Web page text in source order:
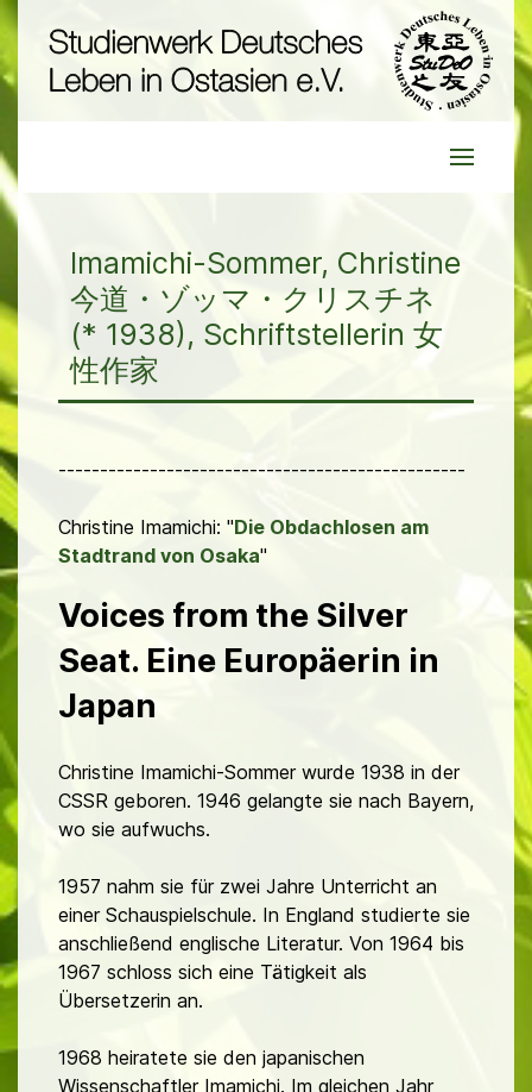
Imamichi-Sommer, Christine
今道・ゾッマ・クリスチネ
(* 1938), Schriftstellerin 女
性作家
-------------------------------------------------
Christine Imamichi: "Die Obdachlosen am
Stadtrand von Osaka"
Voices from the Silver
Seat. Eine Europäerin in
Japan
Christine Imamichi-Sommer wurde 1938 in der
CSSR geboren. 1946 gelangte sie nach Bayern,
wo sie aufwuchs.
1957 nahm sie für zwei Jahre Unterricht an
einer Schauspielschule. In England studierte sie
anschließend englische Literatur. Von 1964 bis
1967 schloss sich eine Tätigkeit als
Übersetzerin an.
1968 heiratete sie den japanischen
Wissenschaftler Imamichi. Im gleichen Jahr